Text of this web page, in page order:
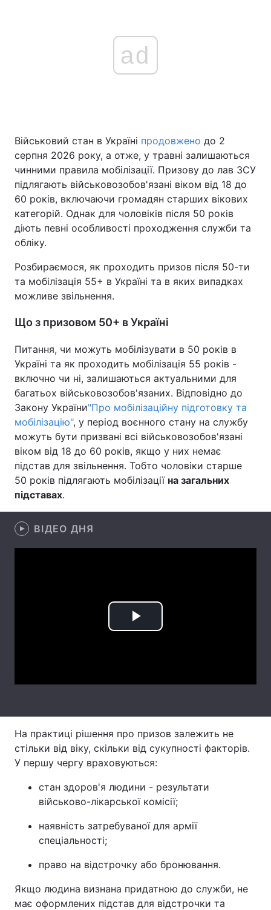
Головна Війна
Україна Політика
Економіка
Спорт Наука
Техно і зв'язок
Зброя Інциденти
Здоров'я
Цікавинки Погода
Екологія Регіони
Лонгріди
Відео з Youtube Статті
Інтерв'ю Думки
Архів Вакансії
Контакти
Послуги
ad
Військовий стан в Україні продовжено до 2
серпня 2026 року, а отже, у травні залишаються
чинними правила мобілізації. Призову до лав ЗСУ
підлягають військовозобов'язані віком від 18 до
60 років, включаючи громадян старших вікових
категорій. Однак для чоловіків після 50 років
діють певні особливості проходження служби та
обліку.
Розбираємося, як проходить призов після 50-ти
та мобілізація 55+ в Україні та в яких випадках
можливе звільнення.
Що з призовом 50+ в Україні
Питання, чи можуть мобілізувати в 50 років в
Україні та як проходить мобілізація 55 років -
включно чи ні, залишаються актуальними для
багатьох військовозобов'язаних. Відповідно до
Закону України"Про мобілізаційну підготовку та
мобілізацію", у період воєнного стану на службу
можуть бути призвані всі військовозобов'язані
віком від 18 до 60 років, якщо у них немає
підстав для звільнення. Тобто чоловіки старше
50 років підлягають мобілізації на загальних
підставах.
ВІДЕО ДНЯ
Play
На практиці рішення про призов залежить не
стільки від віку, скільки від сукупності факторів.
У першу чергу враховуються:
стан здоров'я людини - результати
військово-лікарської комісії;
наявність затребуваної для армії
спеціальності;
право на відстрочку або бронювання.
Якщо людина визнана придатною до служби, не
має оформлених підстав для відстрочки та